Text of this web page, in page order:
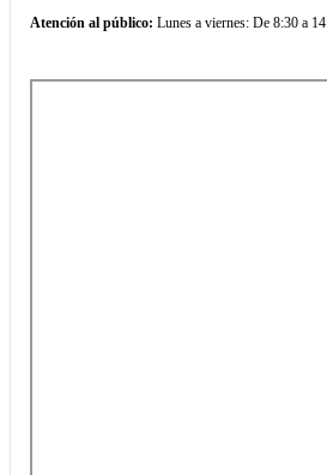
Atención al público: Lunes a viernes: De 8:30 a